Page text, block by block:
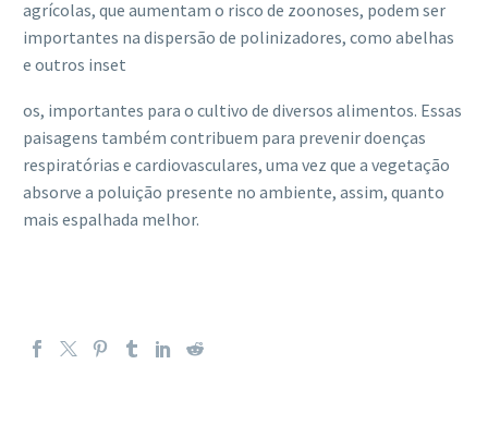
agrícolas, que aumentam o risco de zoonoses, podem ser
importantes na dispersão de polinizadores, como abelhas
e outros inset
os, importantes para o cultivo de diversos alimentos. Essas
paisagens também contribuem para prevenir doenças
respiratórias e cardiovasculares, uma vez que a vegetação
absorve a poluição presente no ambiente, assim, quanto
mais espalhada melhor.